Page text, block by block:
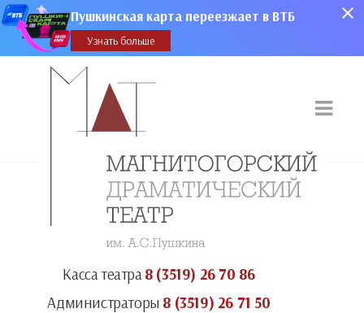
Пушкинская карта переезжает в ВТБ
Узнать больше
Касса театра8 (3519) 26 70 86
Администраторы 8 (3519) 26 71 50